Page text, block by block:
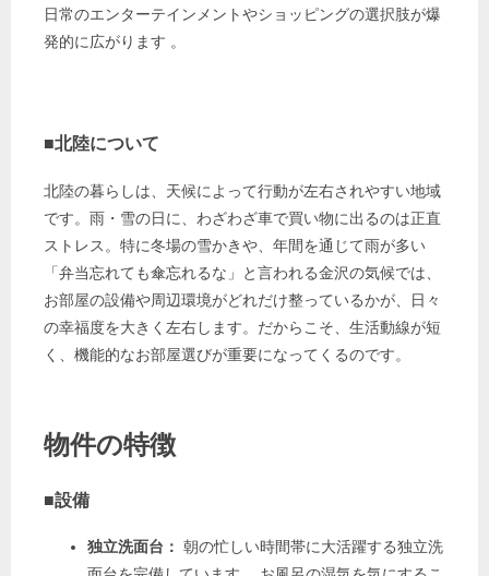
日常のエンターテインメントやショッピングの選択肢が爆
発的に広がります 。
■北陸について
北陸の暮らしは、天候によって行動が左右されやすい地域
です。雨・雪の日に、わざわざ車で買い物に出るのは正直
ストレス。特に冬場の雪かきや、年間を通じて雨が多い
「弁当忘れても傘忘れるな」と言われる金沢の気候では、
お部屋の設備や周辺環境がどれだけ整っているかが、日々
の幸福度を大きく左右します。だからこそ、生活動線が短
く、機能的なお部屋選びが重要になってくるのです。
物件の特徴
■設備
独立洗面台： 朝の忙しい時間帯に大活躍する独立洗